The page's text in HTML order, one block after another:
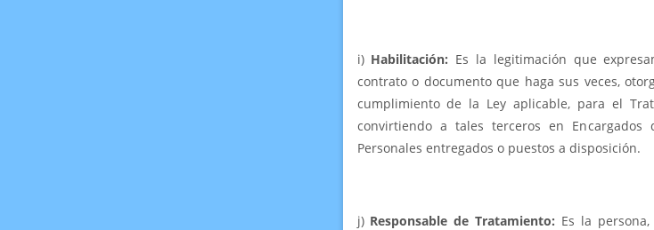
i) Habilitación: Es la legitimación que
contrato o documento que haga sus veces,
cumplimiento de la Ley aplicable, para el
convirtiendo a tales terceros en Encargados
Personales entregados o puestos a disposición.
j) Responsable de Tratamiento: Es la